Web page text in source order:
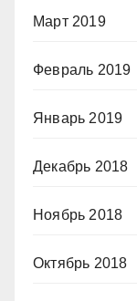
Март 2019
Февраль 2019
Январь 2019
Декабрь 2018
Ноябрь 2018
Октябрь 2018